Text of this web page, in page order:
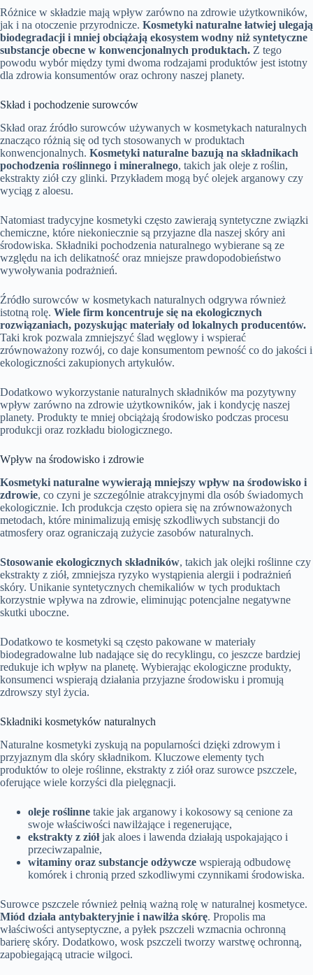
Różnice w składzie mają wpływ zarówno na zdrowie użytkowników,
jak i na otoczenie przyrodnicze. Kosmetyki naturalne łatwiej ulegają
biodegradacji i mniej obciążają ekosystem wodny niż syntetyczne
substancje obecne w konwencjonalnych produktach. Z tego
powodu wybór między tymi dwoma rodzajami produktów jest istotny
dla zdrowia konsumentów oraz ochrony naszej planety.
Skład i pochodzenie surowców
Skład oraz źródło surowców używanych w kosmetykach naturalnych
znacząco różnią się od tych stosowanych w produktach
konwencjonalnych. Kosmetyki naturalne bazują na składnikach
pochodzenia roślinnego i mineralnego, takich jak oleje z roślin,
ekstrakty ziół czy glinki. Przykładem mogą być olejek arganowy czy
wyciąg z aloesu.
Natomiast tradycyjne kosmetyki często zawierają syntetyczne związki
chemiczne, które niekoniecznie są przyjazne dla naszej skóry ani
środowiska. Składniki pochodzenia naturalnego wybierane są ze
względu na ich delikatność oraz mniejsze prawdopodobieństwo
wywoływania podrażnień.
Źródło surowców w kosmetykach naturalnych odgrywa również
istotną rolę. Wiele firm koncentruje się na ekologicznych
rozwiązaniach, pozyskując materiały od lokalnych producentów.
Taki krok pozwala zmniejszyć ślad węglowy i wspierać
zrównoważony rozwój, co daje konsumentom pewność co do jakości i
ekologiczności zakupionych artykułów.
Dodatkowo wykorzystanie naturalnych składników ma pozytywny
wpływ zarówno na zdrowie użytkowników, jak i kondycję naszej
planety. Produkty te mniej obciążają środowisko podczas procesu
produkcji oraz rozkładu biologicznego.
Wpływ na środowisko i zdrowie
Kosmetyki naturalne wywierają mniejszy wpływ na środowisko i
zdrowie, co czyni je szczególnie atrakcyjnymi dla osób świadomych
ekologicznie. Ich produkcja często opiera się na zrównoważonych
metodach, które minimalizują emisję szkodliwych substancji do
atmosfery oraz ograniczają zużycie zasobów naturalnych.
Stosowanie ekologicznych składników, takich jak olejki roślinne czy
ekstrakty z ziół, zmniejsza ryzyko wystąpienia alergii i podrażnień
skóry. Unikanie syntetycznych chemikaliów w tych produktach
korzystnie wpływa na zdrowie, eliminując potencjalne negatywne
skutki uboczne.
Dodatkowo te kosmetyki są często pakowane w materiały
biodegradowalne lub nadające się do recyklingu, co jeszcze bardziej
redukuje ich wpływ na planetę. Wybierając ekologiczne produkty,
konsumenci wspierają działania przyjazne środowisku i promują
zdrowszy styl życia.
Składniki kosmetyków naturalnych
Naturalne kosmetyki zyskują na popularności dzięki zdrowym i
przyjaznym dla skóry składnikom. Kluczowe elementy tych
produktów to oleje roślinne, ekstrakty z ziół oraz surowce pszczele,
oferujące wiele korzyści dla pielęgnacji.
oleje roślinne takie jak arganowy i kokosowy są cenione za
swoje właściwości nawilżające i regenerujące,
ekstrakty z ziółjak aloes i lawenda działają uspokajająco i
przeciwzapalnie,
witaminy oraz substancje odżywcze wspierają odbudowę
komórek i chronią przed szkodliwymi czynnikami środowiska.
Surowce pszczele również pełnią ważną rolę w naturalnej kosmetyce.
Miód działa antybakteryjnie i nawilża skórę. Propolis ma
właściwości antyseptyczne, a pyłek pszczeli wzmacnia ochronną
barierę skóry. Dodatkowo, wosk pszczeli tworzy warstwę ochronną,
zapobiegającą utracie wilgoci.